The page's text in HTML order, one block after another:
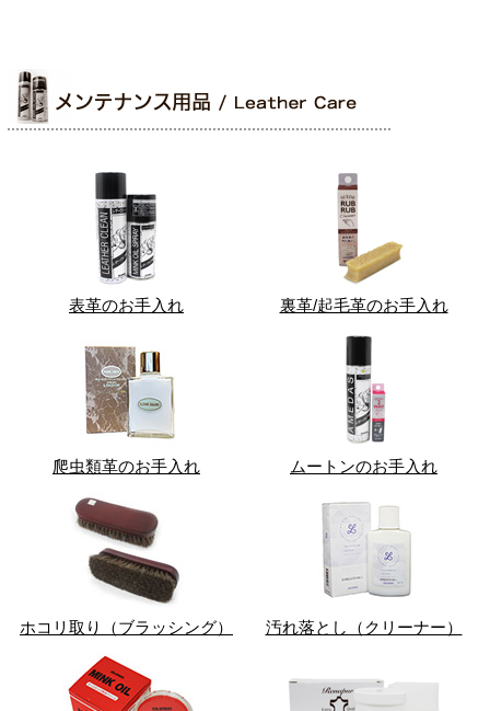
表革のお手入れ 裏革/起毛革のお手入れ
爬虫類革のお手入れ ムートンのお手入れ
ホコリ取り（ブラッシング） 汚れ落とし（クリーナー）